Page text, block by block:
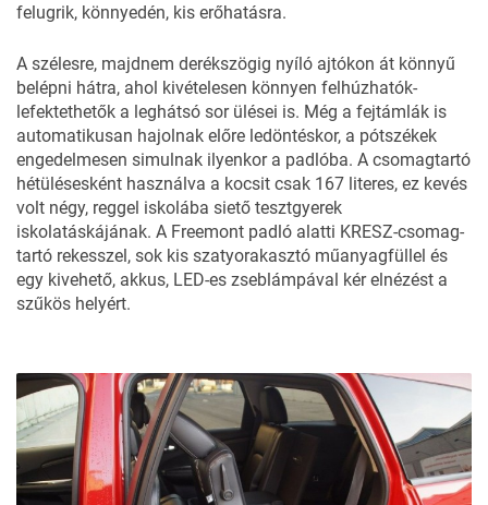
felugrik, könnyedén, kis erőhatásra.
A szélesre, majdnem derékszögig nyíló ajtókon át könnyű
belépni hátra, ahol kivételesen könnyen felhúzhatók-
lefektethetők a leghátsó sor ülései is. Még a fejtámlák is
automatikusan hajolnak előre ledöntéskor, a pótszékek
engedelmesen simulnak ilyenkor a padlóba. A csomagtartó
hétülésesként használva a kocsit csak 167 literes, ez kevés
volt négy, reggel iskolába siető tesztgyerek
iskolatáskájának. A Freemont padló alatti KRESZ-csomag-
tartó rekesszel, sok kis szatyorakasztó műanyagfüllel és
egy kivehető, akkus, LED-es zseblámpával kér elnézést a
szűkös helyért.